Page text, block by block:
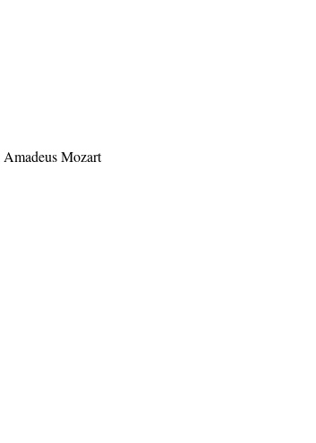
Mozart